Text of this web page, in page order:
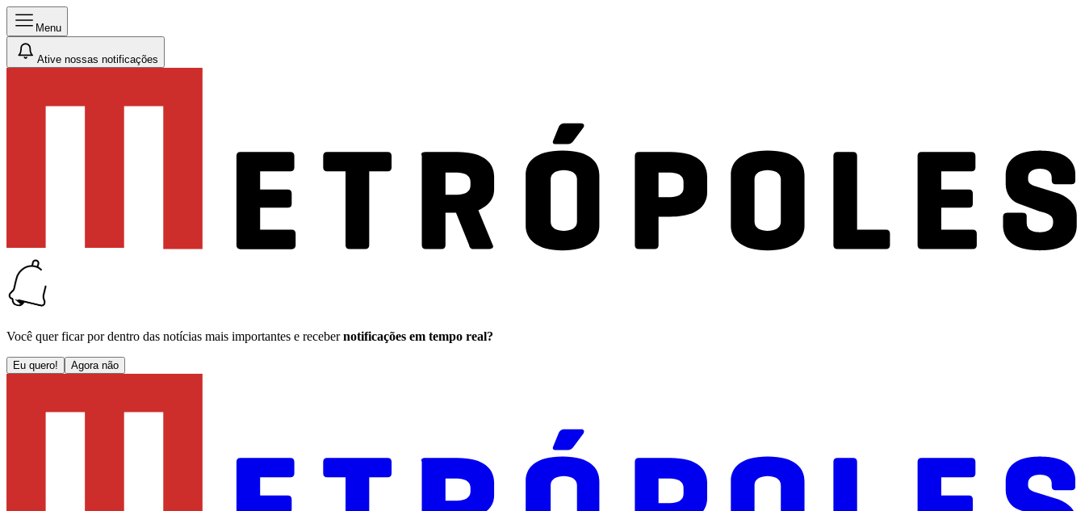
Menu
Ative nossas notificações
Você quer ficar por dentro das notícias mais importantes e receber notificações em tempo real?
Eu quero! Agora não